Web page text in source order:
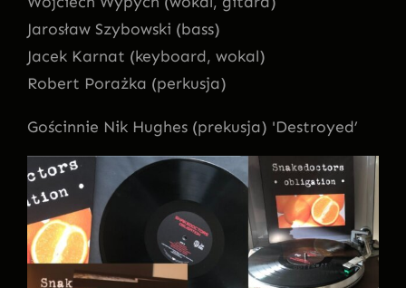
Jarosław Szybowski (bass)
Jacek Karnat (keyboard, wokal)
Robert Porażka (perkusja)
Gościnnie Nik Hughes (prekusja) 'Destroyed’